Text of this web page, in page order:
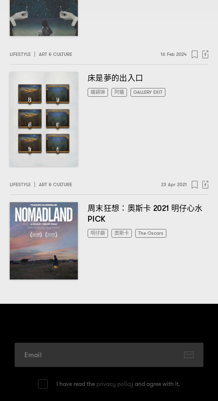
LIFESTYLE | ART & CULTURE 16 Feb 2024
床是夢的出入口
蟻穎琳 阿蟻 GALLERY EXIT
LIFESTYLE ART & CULTURE 23 Apr 2021
周末狂想 ： 奧斯卡 2021 明仔心水
PICK
明仔癖 奧斯卡 The Oscars
I have read the privacy policy and agree with it.